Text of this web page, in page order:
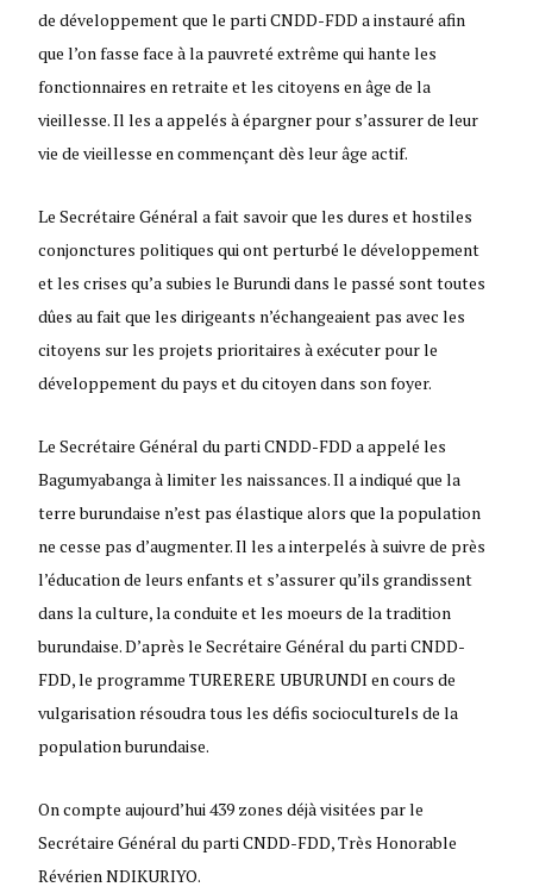
de développement que le parti CNDD-FDD a instauré afin
que l’on fasse face à la pauvreté extrême qui hante les
fonctionnaires en retraite et les citoyens en âge de la
vieillesse. Il les a appelés à épargner pour s’assurer de leur
vie de vieillesse en commençant dès leur âge actif.
Le Secrétaire Général a fait savoir que les dures et hostiles
conjonctures politiques qui ont perturbé le développement
et les crises qu’a subies le Burundi dans le passé sont toutes
dûes au fait que les dirigeants n’échangeaient pas avec les
citoyens sur les projets prioritaires à exécuter pour le
développement du pays et du citoyen dans son foyer.
Le Secrétaire Général du parti CNDD-FDD a appelé les
Bagumyabanga à limiter les naissances. Il a indiqué que la
terre burundaise n’est pas élastique alors que la population
ne cesse pas d’augmenter. Il les a interpelés à suivre de près
l’éducation de leurs enfants et s’assurer qu’ils grandissent
dans la culture, la conduite et les moeurs de la tradition
burundaise. D’après le Secrétaire Général du parti CNDD-
FDD, le programme TURERERE UBURUNDI en cours de
vulgarisation résoudra tous les défis socioculturels de la
population burundaise.
On compte aujourd’hui 439 zones déjà visitées par le
Secrétaire Général du parti CNDD-FDD, Très Honorable
Révérien NDIKURIYO.